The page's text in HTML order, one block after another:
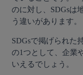
のに対し、SDGsは
う違いがあります。
SDGsで掲げられた
の1つとして、企業
いえるでしょう。